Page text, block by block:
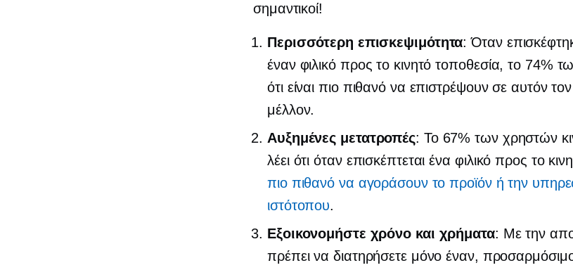
σημαντικοί!
Περισσότερη επισκεψιμότητα: Όταν
έναν φιλικό προς το κινητό τοποθεσία, το 74%
ότι είναι πιο πιθανό να επιστρέψουν σε αυτόν
μέλλον.
Αυξημένες μετατροπές: Το 67% των χρηστών
λέει ότι όταν επισκέπτεται ένα φιλικό προς το
πιο πιθανό να αγοράσουν το προϊόν ή την
ιστότοπου.
Εξοικονομήστε χρόνο και χρήματα: Με την
πρέπει να διατηρήσετε μόνο έναν, προσαρμόσιμο